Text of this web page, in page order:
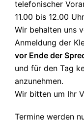
telefonischer
11.00 bis 12.00 Uhr
Wir behalten uns
Anmeldung der
vor Ende der
und für den Tag
anzunehmen.
Wir bitten um Ihr
Termine werden